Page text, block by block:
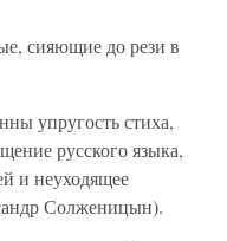
сияющие до рези в
упругость стиха,
русского языка,
и неуходящее
Солженицын).